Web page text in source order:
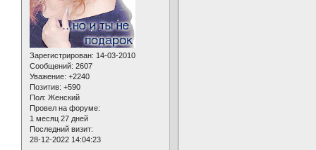
Зарегистрирован: 14-03-2010
Сообщений: 2607
Уважение: +2240
Позитив: +590
Пол: Женский
Провел на форуме:
1 месяц 27 дней
Последний визит:
28-12-2022 14:04:23